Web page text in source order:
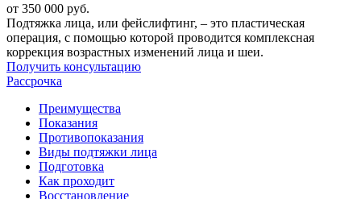
от 350 000 руб.
Подтяжка лица, или фейслифтинг, – это пластическая
операция, с помощью которой проводится комплексная
коррекция возрастных изменений лица и шеи.
Получить консультацию
Рассрочка
Преимущества
Показания
Противопоказания
Виды подтяжки лица
Подготовка
Как проходит
Восстановление